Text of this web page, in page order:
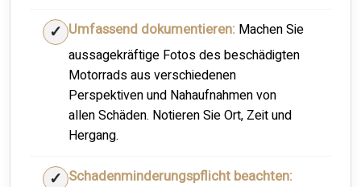
Umfassend dokumentieren: Machen Sie
aussagekräftige Fotos des beschädigten
Motorrads aus verschiedenen
Perspektiven und Nahaufnahmen von
allen Schäden. Notieren Sie Ort, Zeit und
Hergang.
Schadenminderungspflicht beachten: